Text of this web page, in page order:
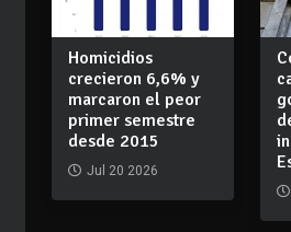
Homicidios
crecieron 6,6% y
marcaron el peor
primer semestre
desde 2015
Jul 20 2026